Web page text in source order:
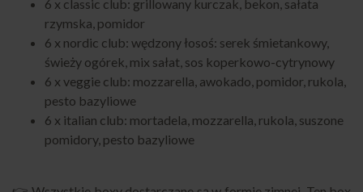
6 x classic club: grillowany kurczak, bekon, sałata
rzymska, pomidor
6 x nordic club: wędzony łosoś: serek śmietankowy,
świeży ogórek, mix sałat, sos koperkowo-cytrynowy
6 x veggie club: mozzarella, awokado, pomidor, rukola,
pesto bazyliowe
6 x italian club: mortadela, mozzarella, rukola, suszone
pomidory, pesto bazyliowe